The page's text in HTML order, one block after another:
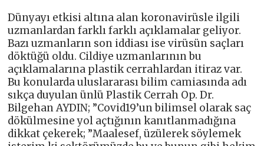
Dünyayı etkisi altına alan koronavirüsle ilgili
uzmanlardan farklı farklı açıklamalar geliyor.
Bazı uzmanların son iddiası ise virüsün saçları
döktüğü oldu. Cildiye uzmanlarının bu
açıklamalarına plastik cerrahlardan itiraz var.
Bu konularda uluslararası bilim camiasında adı
sıkça duyulan ünlü Plastik Cerrah Op. Dr.
Bilgehan AYDIN; ”Covid19’un bilimsel olarak saç
dökülmesine yol açtığının kanıtlanmadığına
dikkat çekerek; ”Maalesef, üzülerek söylemek